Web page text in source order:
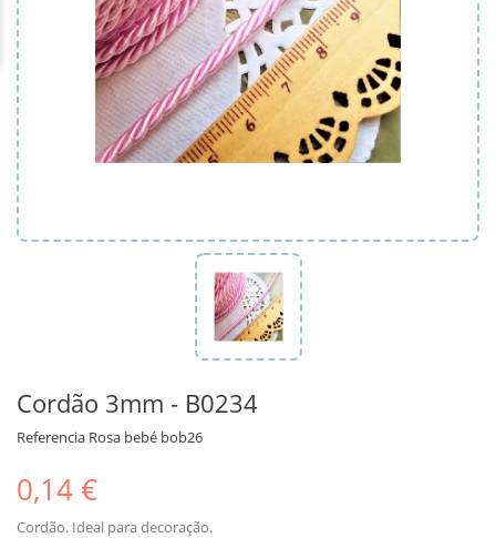
Cordão 3mm - B0234
Referencia Rosa bebé bob26
0,14 €
Cordão. Ideal para decoração.